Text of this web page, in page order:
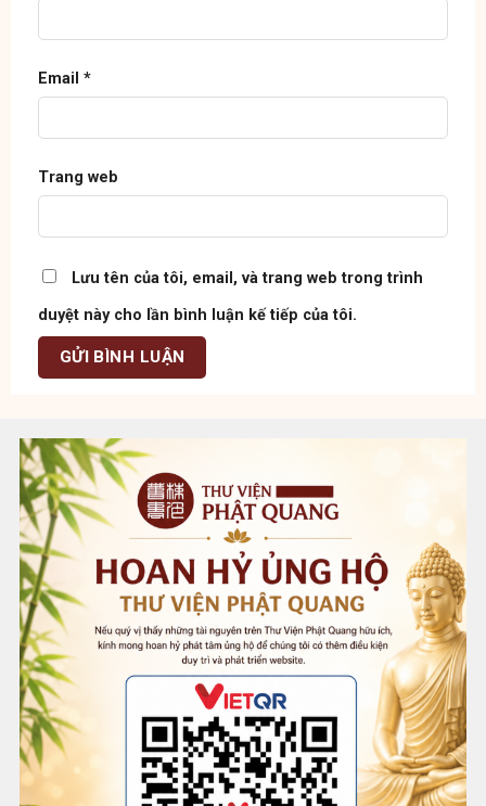
Email *
Trang web
Lưu tên của tôi, email, và trang web trong trình
duyệt này cho lần bình luận kế tiếp của tôi.